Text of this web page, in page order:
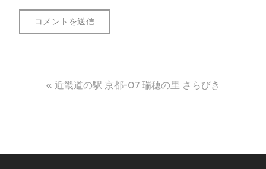
ビ
近畿道の駅 京都-07 瑞穂の里 さらびき